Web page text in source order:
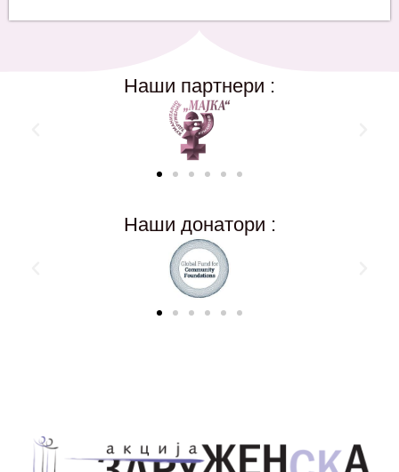
Наши партнери :
Наши донатори :